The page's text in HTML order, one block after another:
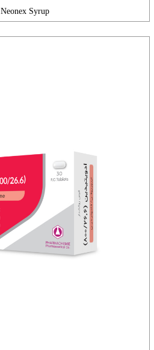
Neonex Syrup